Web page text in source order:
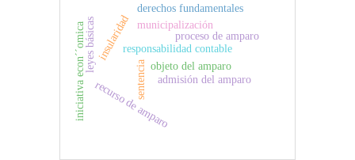
responsabilidad contable
insularidad
sentencia objeto del amparo
admisión del amparo
proceso de amparo
recurso de amparo
leyes básicas municipalización
derechos fundamentales
iniciativa econ´´omica